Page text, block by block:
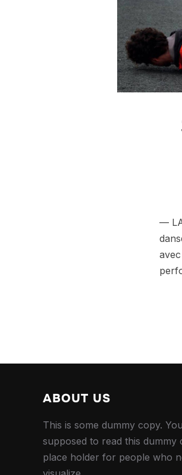
—
ABOUT US
This is some dummy copy.
supposed to read this dummy
place holder for people who